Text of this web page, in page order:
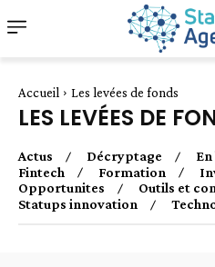
Accueil Les levées de fonds
LES LEVÉES DE
Actus Décryptage
Fintech
Formation
Opportunites
Outils et
Statups innovation